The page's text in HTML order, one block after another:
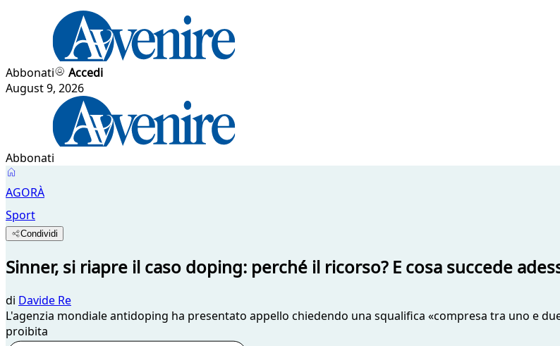
Abbonati
Accedi
August 9, 2026
Abbonati
AGORÀ
Sport
Condividi
Sinner, si riapre il caso doping: perché il ricorso? E cosa succede
di Davide Re
L'agenzia mondiale antidoping ha presentato appello chiedendo una squalifica «compresa tra uno e
proibita